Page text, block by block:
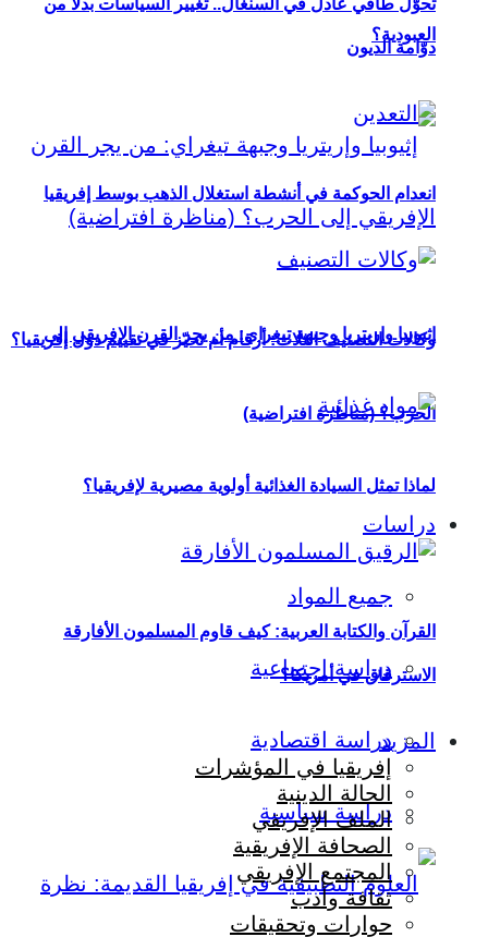
العبودية؟
إثيوبيا وإريتريا وجبهة تيغراي: من يجر القرن الإفريقي إلى
الحرب؟ (مناظرة افتراضية)
دراسات
جميع المواد
دراسة اجتماعية
دراسة اقتصادية
دراسة سياسية
تحوُّل طاقي عادل في السنغال.. تغيير السياسات بدلاً من
دوّامة الديون
انعدام الحوكمة في أنشطة استغلال الذهب بوسط إفريقيا
وكالات التصنيف الثلاث: أرقام أم تحيّز في تقييم دول إفريقيا؟
لماذا تمثل السيادة الغذائية أولوية مصيرية لإفريقيا؟
القرآن والكتابة العربية: كيف قاوم المسلمون الأفارقة
الاسترقاق في أمريكا؟
المزيد
إفريقيا في المؤشرات
الحالة الدينية
الملف الإفريقي
الصحافة الإفريقية
المجتمع الإفريقي
ثقافة وأدب
حوارات وتحقيقات